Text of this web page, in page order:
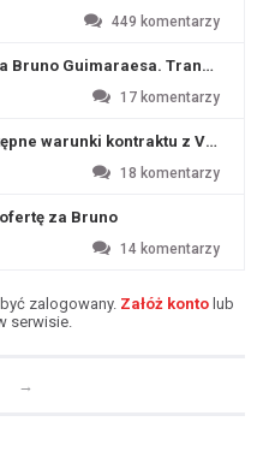
449 komentarzy
Bruno Guimaraesa. Transfer
17 komentarzy
warunki kontraktu z
18 komentarzy
za Bruno
14 komentarzy
zalogowany. Załóż kontolub
serwisie.
→